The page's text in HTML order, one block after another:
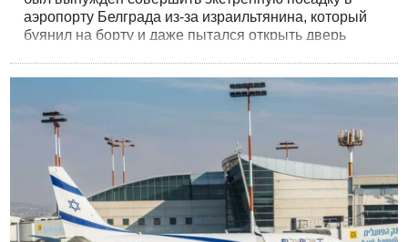
аэропорту Белграда из-за израильтянина, который
буянил на борту и даже пытался открыть дверь